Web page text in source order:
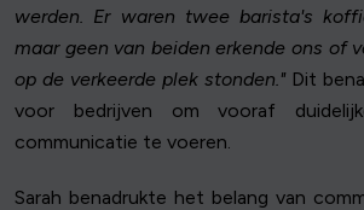
werden. Er waren twee barista's
maar geen van beiden erkende ons of
op de verkeerde plek stonden."Dit
voor bedrijven om vooraf
communicatie te voeren.
Sarah benadrukte het belang van